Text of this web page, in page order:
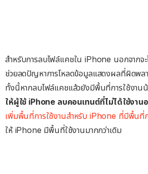
สำหรับการลบไฟล์แคชใน iPhone นอกจากจ
ช่วยลดปัญหาการโหลดข้อมูลแสดงผลที่ผิดพล
ทั้งนี้หากลบไฟล์แคชแล้วยังมีพื้นที่การใช้งาน
ให้ผู้ใช้ iPhone ลบคอนเทนต์ที่ไม่ได้ใช้งาน
เพิ่มพื้นที่การใช้งานสำหรับ iPhone ที่มีพื้นที่
ให้ iPhone มีพื้นที่ใช้งานมากกว่าเดิม